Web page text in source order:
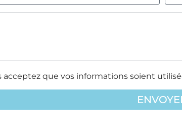
acceptez que vos informations soient